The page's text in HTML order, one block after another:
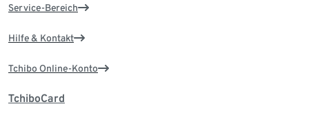
Service-Bereich
Hilfe & Kontakt
Tchibo Online-Konto
TchiboCard